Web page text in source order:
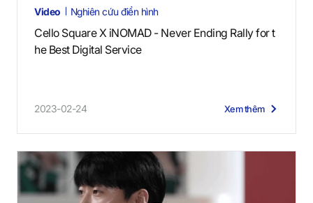
Video Nghiên cứu điển hình
Cello Square X iNOMAD - Never Ending Rally for t
he Best Digital Service
2023-02-24 Xem thêm